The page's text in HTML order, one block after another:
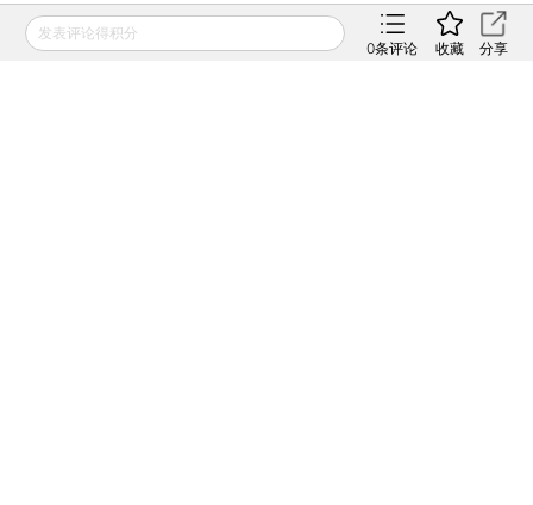
推荐阅读
发表评论得积分
0条评论 收藏 分享